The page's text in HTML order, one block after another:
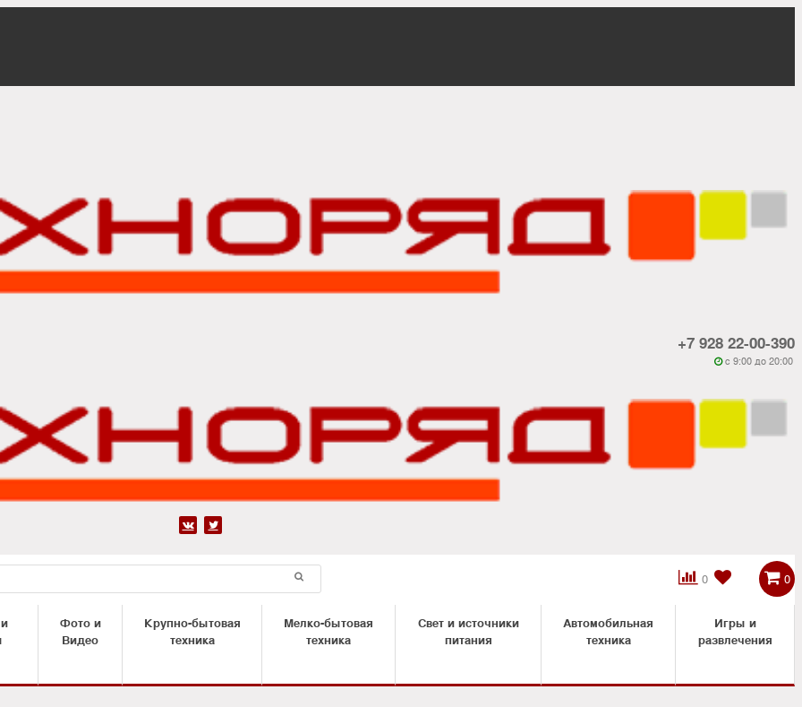
+7 928 22-00-390
 c 9:00 до 20:00
 
0

 0
Фото и
Видео
Крупно-бытовая
техника
Мелко-бытовая
техника
Свет и источники
питания
Автомобильная
техника
Игры и
развлечения